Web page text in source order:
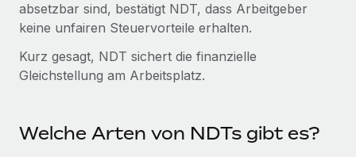
Phiture ist der unumstrittene Marktführer im Bereich der
Wachstumsberatung für mobile Apps. Das...
Mehr erfahren
absetzbar sind, bestätigt NDT, dass Arbeitgeber
keine unfairen Steuervorteile erhalten.
Kurz gesagt, NDT sichert die finanzielle
Gleichstellung am Arbeitsplatz.
Welche Arten von NDTs gibt es?